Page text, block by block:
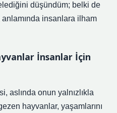
düşündüm; belki de
anlamında insanlara ilham
İnsanlar İçin
aslında onun yalnızlıkla
hayvanlar, yaşamlarını